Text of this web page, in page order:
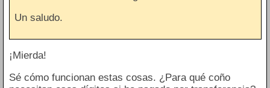
Un saludo.
¡Mierda!
Sé cómo funcionan estas cosas. ¿Para qué coño